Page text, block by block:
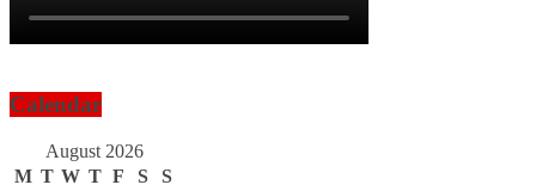
Calendar
August 2026
M T W T F S
S